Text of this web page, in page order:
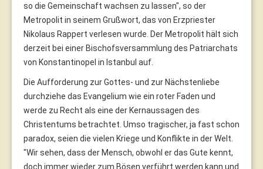
so die Gemeinschaft wachsen zu lassen", so der
Metropolit in seinem Grußwort, das von Erzpriester
Nikolaus Rappert verlesen wurde. Der Metropolit hält sich
derzeit bei einer Bischofsversammlung des Patriarchats
von Konstantinopel in Istanbul auf.
Die Aufforderung zur Gottes- und zur Nächstenliebe
durchziehe das Evangelium wie ein roter Faden und
werde zu Recht als eine der Kernaussagen des
Christentums betrachtet. Umso tragischer, ja fast schon
paradox, seien die vielen Kriege und Konflikte in der Welt.
"Wir sehen, dass der Mensch, obwohl er das Gute kennt,
doch immer wieder zum Bösen verführt werden kann und